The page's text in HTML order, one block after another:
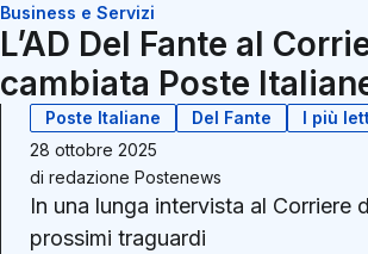
Business e Servizi
L’AD Del Fante al
cambiata Poste
Poste Italiane Del Fante
I più
28 ottobre 2025
di redazione Postenews
In una lunga intervista al Corriere
prossimi traguardi